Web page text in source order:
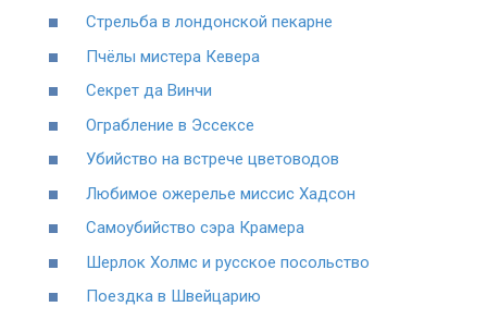
Стрельба в лондонской пекарне
Пчёлы мистера Кевера
Секрет да Винчи
Ограбление в Эссексе
Убийство на встрече цветоводов
Любимое ожерелье миссис Хадсон
Самоубийство сэра Крамера
Шерлок Холмс и русское посольство
Поездка в Швейцарию